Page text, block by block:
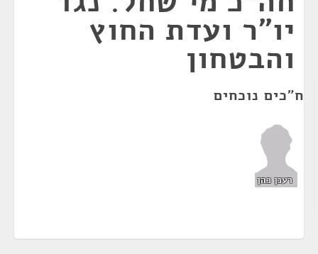
יו"ר ועדת החוץ
והבטחון
ח"כים נוכחים
רענן כהן